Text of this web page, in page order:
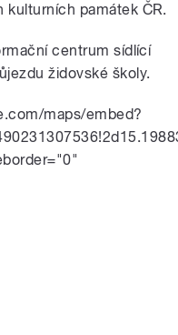
kulturních památek ČR.
centrum sídlící
židovské školy.
maps/embed?